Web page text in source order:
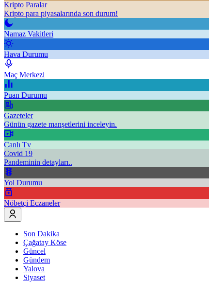
Kripto Paralar
Kripto para piyasalarında son durum!
Namaz Vakitleri
Hava Durumu
Maç Merkezi
Puan Durumu
Gazeteler
Günün gazete manşetlerini inceleyin.
Canlı Tv
Covid 19
Pandeminin detayları..
Yol Durumu
Nöbetçi Eczaneler
Son Dakika
Çağatay Köse
Güncel
Gündem
Yalova
Siyaset